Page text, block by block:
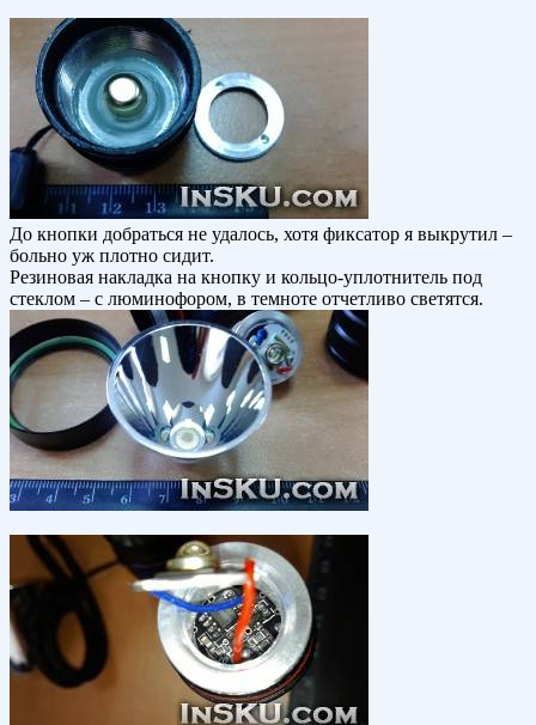
До кнопки добраться не удалось, хотя фиксатор я выкрутил –
больно уж плотно сидит.
Резиновая накладка на кнопку и кольцо-уплотнитель под
стеклом – с люминофором, в темноте отчетливо светятся.